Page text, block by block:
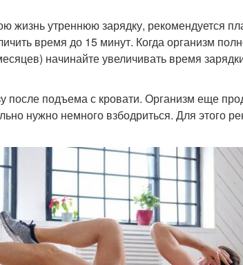
жизнь утреннюю зарядку, рекомендуется
время до 15 минут. Когда организм
начинайте увеличивать время
после подъема с кровати. Организм еще
нужно немного взбодриться. Для этого